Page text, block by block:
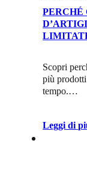
Scopri
più
tempo.…
Leggi di